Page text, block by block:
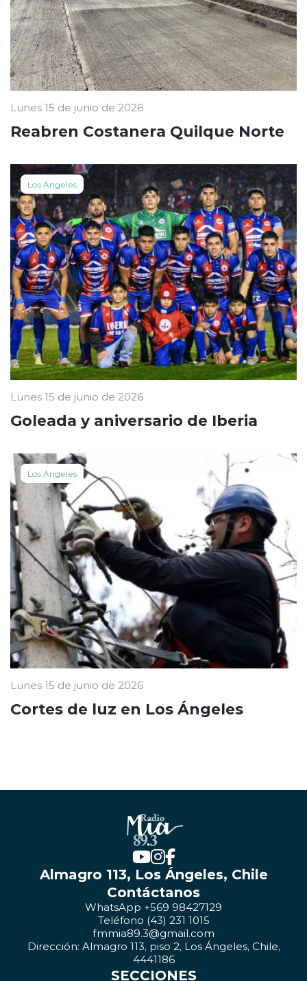
Lunes 15 de junio de 2026
Reabren Costanera Quilque Norte
Los Ángeles
Lunes 15 de junio de 2026
Goleada y aniversario de Iberia
Los Ángeles
Lunes 15 de junio de 2026
Cortes de luz en Los Ángeles
Almagro 113, Los Ángeles, Chile
Contáctanos
WhatsApp +569 98427129
Teléfono (43) 231 1015
fmmia89.3@gmail.com
Dirección: Almagro 113, piso 2, Los Ángeles, Chile,
4441186
SECCIONES